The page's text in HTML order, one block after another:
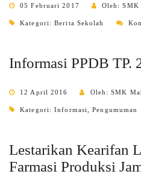
05 Februari 2017 Oleh: SMK
Kategori:Berita Sekolah
Informasi PPDB TP.
12 April 2016 Oleh: SMK
Kategori:Informasi ,Pengumuman
Lestarikan Kearifan
Farmasi Produksi